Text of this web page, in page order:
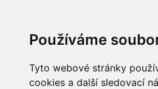
Používáme
Tyto webové stránky
cookies a další sledovací